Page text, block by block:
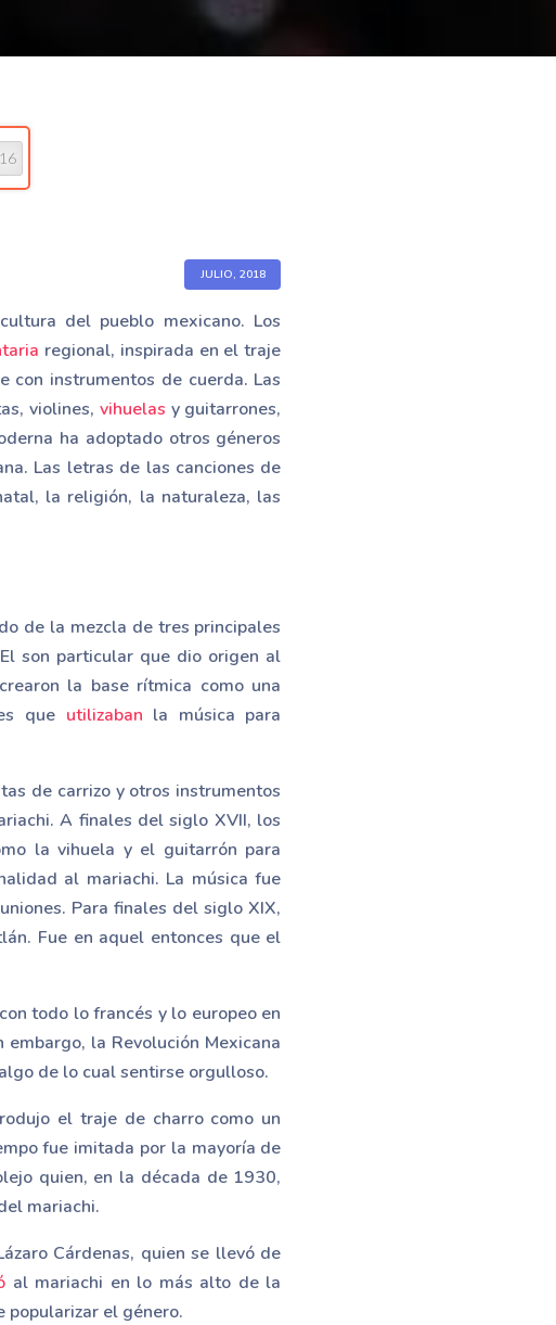
JULIO, 2018
del pueblo mexicano. Los
regional, inspirada en el traje
con instrumentos de cuerda. Las
violines, vihuelas y guitarrones,
ha adoptado otros géneros
Las letras de las canciones de
la religión, la naturaleza, las
de la mezcla de tres principales
son particular que dio origen al
la base rítmica como una
que utilizaban la música para
de carrizo y otros instrumentos
A finales del siglo XVII, los
la vihuela y el guitarrón para
al mariachi. La música fue
Para finales del siglo XIX,
Fue en aquel entonces que el
todo lo francés y lo europeo en
embargo, la Revolución Mexicana
de lo cual sentirse orgulloso.
el traje de charro como un
fue imitada por la mayoría de
quien, en la década de 1930,
mariachi.
Cárdenas, quien se llevó de
al mariachi en lo más alto de la
popularizar el género.